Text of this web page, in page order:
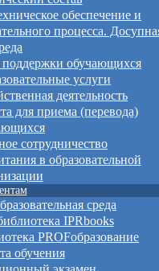
обеспечение и
процесса.
обучающихся
услуги
деятельность
для приема (перевода)
сотрудничество
в образовательной
среда
IPRbooks
PROFобразование
обучения